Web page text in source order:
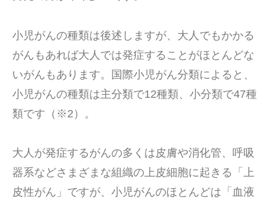
小児がんの種類は後述しますが、大人でもかかる
がんもあれば大人では発症することがほとんどな
いがんもあります。国際小児がん分類によると、
小児がんの種類は主分類で12種類、小分類で47種
類です（※2）。
大人が発症するがんの多くは皮膚や消化管、呼吸
器系などさまざまな組織の上皮細胞に起きる「上
皮性がん」ですが、小児がんのほとんどは「血液